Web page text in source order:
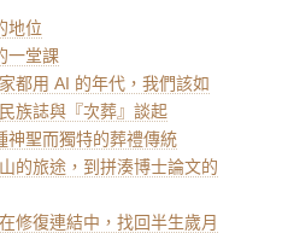
地位
一堂課
都用 AI 的年代，我們該如
族誌與『次葬』談起
神聖而獨特的葬禮傳統
的旅途，到拼湊博士論文的
修復連結中，找回半生歲月